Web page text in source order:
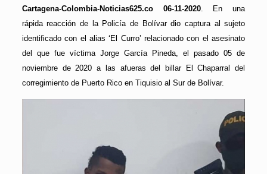
Cartagena-Colombia-Noticias625.co 06-11-2020. En una
rápida reacción de la Policía de Bolívar dio captura al sujeto
identificado con el alias ‘El Curro’ relacionado con el asesinato
del que fue víctima Jorge García Pineda, el pasado 05 de
noviembre de 2020 a las afueras del billar El Chaparral del
corregimiento de Puerto Rico en Tiquisio al Sur de Bolívar.